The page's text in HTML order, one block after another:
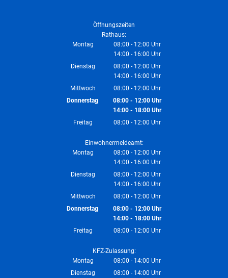
Öffnungszeiten
Rathaus:
Montag
08:00 - 12:00 Uhr
Von 08:00 bis 12:00 Uhr
14:00 - 16:00 Uhr
Von 14:00 bis 16:00 Uhr
Dienstag 08:00 - 12:00 Uhr
Von 08:00 bis 12:00 Uhr
14:00 - 16:00 Uhr
Von 14:00 bis 16:00 Uhr
Mittwoch 08:00 - 12:00 Uhr
Von 08:00 bis 12:00 Uhr
Donnerstag 08:00- 12:00Uhr
Von 08:00 bis 12:00 Uhr
14:00- 18:00Uhr
Von 14:00 bis 18:00 Uhr
Freitag 08:00 - 12:00 Uhr
Einwohnermeldeamt:
Montag
08:00 - 12:00 Uhr
Von 08:00 bis 12:00 Uhr
14:00 - 16:00 Uhr
Von 14:00 bis 16:00 Uhr
Dienstag 08:00 - 12:00 Uhr
Von 08:00 bis 12:00 Uhr
14:00 - 16:00 Uhr
Von 14:00 bis 16:00 Uhr
Mittwoch 08:00 - 12:00 Uhr
Von 08:00 bis 12:00 Uhr
Donnerstag 08:00- 12:00Uhr
Von 08:00 bis 12:00 Uhr
14:00- 18:00Uhr
Von 14:00 bis 18:00 Uhr
Freitag 08:00 - 12:00 Uhr
KFZ-Zulassung:
Montag
08:00 - 14:00 Uhr
Von 08:00 bis 14:00 Uhr
Dienstag 08:00 - 14:00 Uhr